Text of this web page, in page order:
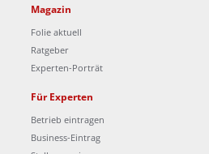
Magazin
Folie aktuell
Ratgeber
Experten-Porträt
Für Experten
Betrieb eintragen
Business-Eintrag